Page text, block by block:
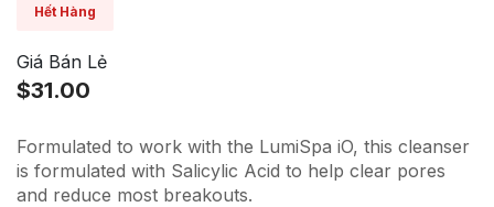
Hết Hàng
Giá Bán Lẻ
$31.00
Formulated to work with the LumiSpa iO, this cleanser
is formulated with Salicylic Acid to help clear pores
and reduce most breakouts.